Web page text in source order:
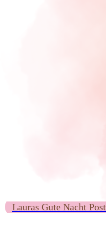
Lauras Gute Nacht Post